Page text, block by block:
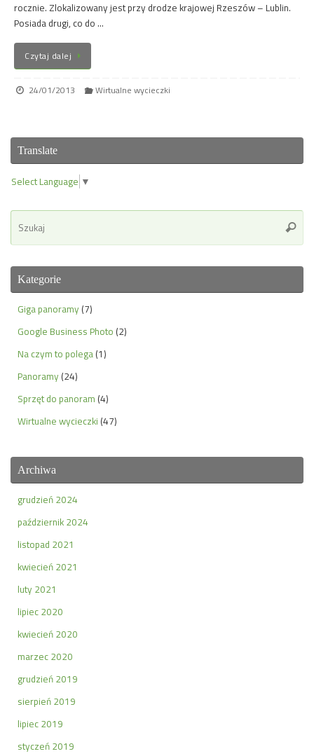
rocznie. Zlokalizowany jest przy drodze krajowej Rzeszów – Lublin.
Posiada drugi, co do …
Czytaj dalej
24/01/2013 Wirtualne wycieczki
Translate
Select Language ▼
Kategorie
Giga panoramy (7)
Google Business Photo (2)
Na czym to polega (1)
Panoramy (24)
Sprzęt do panoram (4)
Wirtualne wycieczki (47)
Archiwa
grudzień 2024
październik 2024
listopad 2021
kwiecień 2021
luty 2021
lipiec 2020
kwiecień 2020
marzec 2020
grudzień 2019
sierpień 2019
lipiec 2019
styczeń 2019